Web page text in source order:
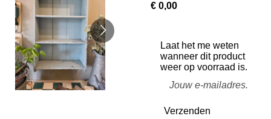
€ 0,00
Laat het me weten
wanneer dit product
weer op voorraad is.
Verzenden